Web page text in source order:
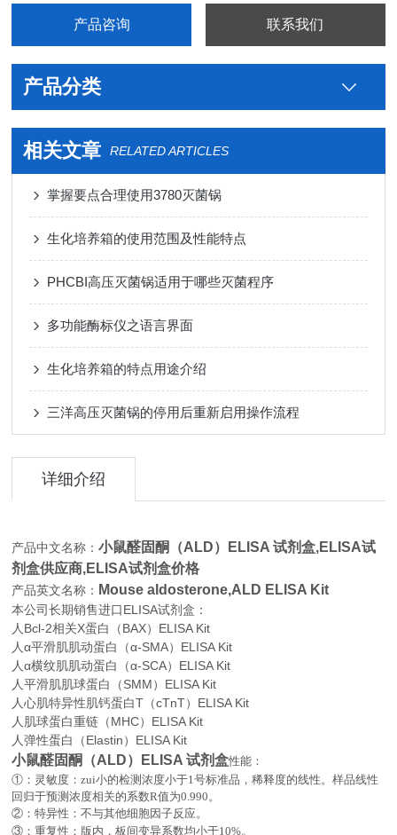
产品咨询 联系我们
产品分类
相关文章 RELATED ARTICLES
掌握要点合理使用3780灭菌锅
生化培养箱的使用范围及性能特点
PHCBI高压灭菌锅适用于哪些灭菌程序
多功能酶标仪之语言界面
生化培养箱的特点用途介绍
三洋高压灭菌锅的停用后重新启用操作流程
详细介绍
产品中文名称：小鼠醛固酮（ALD）ELISA 试剂盒,ELISA试
剂盒供应商,ELISA试剂盒价格
产品英文名称： Mouse aldosterone,ALD ELISA Kit
本公司长期销售进口ELISA试剂盒：
人Bcl-2相关X蛋白（BAX）ELISA Kit
人α平滑肌肌动蛋白（α-SMA）ELISA Kit
人α横纹肌肌动蛋白（α-SCA）ELISA Kit
人平滑肌肌球蛋白（SMM）ELISA Kit
人心肌特异性肌钙蛋白T（cTnT）ELISA Kit
人肌球蛋白重链（MHC）ELISA Kit
人弹性蛋白（Elastin）ELISA Kit
小鼠醛固酮（ALD）ELISA 试剂盒性能：
①：灵敏度：zui小的检测浓度小于1号标准品，稀释度的线性。样品线性
回归于预测浓度相关的系数R值为0.990。
②：特异性：不与其他细胞因子反应。
③：重复性：版内，板间变异系数均小于10%。